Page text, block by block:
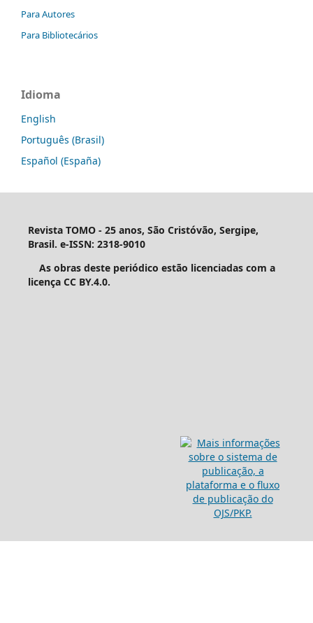
Para Autores
Para Bibliotecários
Idioma
English
Português (Brasil)
Español (España)
Revista TOMO - 25 anos, São Cristóvão, Sergipe,
Brasil. e-ISSN: 2318-9010
As obras deste periódico estão licenciadas com a
licença CC BY.4.0.